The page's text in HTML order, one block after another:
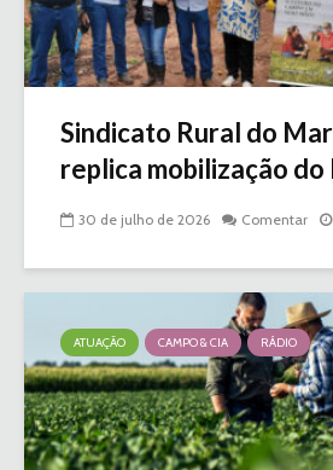
Sindicato Rural do
replica mobilização do
30 de julho de 2026 Comentar
ATUAÇÃO CAMPO & CIA RÁDIO